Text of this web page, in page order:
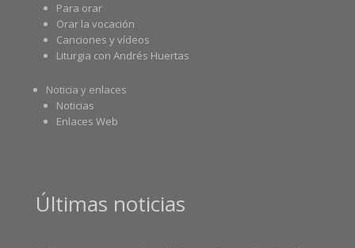
Para orar
Orar la vocación
Canciones y vídeos
Liturgia con Andrés Huertas
Noticia y enlaces
Noticias
Enlaces Web
Últimas noticias